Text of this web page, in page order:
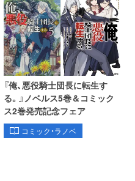
『俺、悪役騎士団長に転生す
る。』ノベルス5巻＆コミック
ス2巻発売記念フェア
コミック・ラノベ